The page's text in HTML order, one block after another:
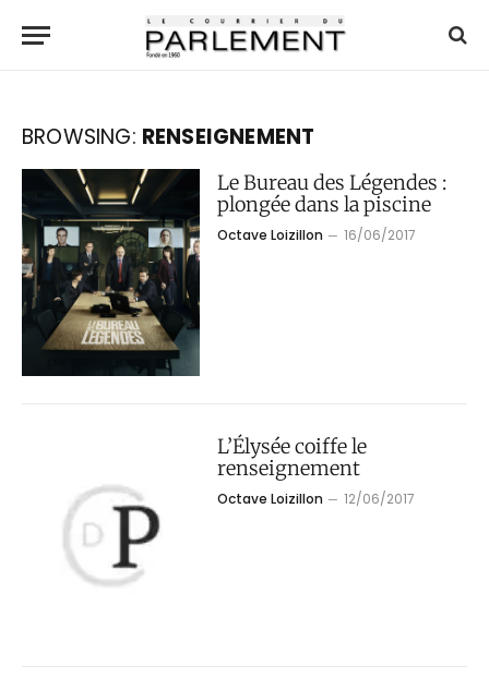
BROWSING: RENSEIGNEMENT
Le Bureau des Légendes :
plongée dans la piscine
Octave Loizillon 16/06/2017
L’Élysée coiffe le
renseignement
Octave Loizillon 12/06/2017